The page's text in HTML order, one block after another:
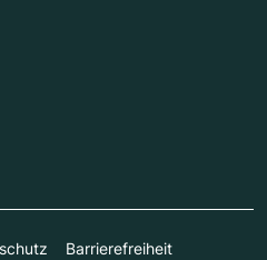
Barrierefreiheit